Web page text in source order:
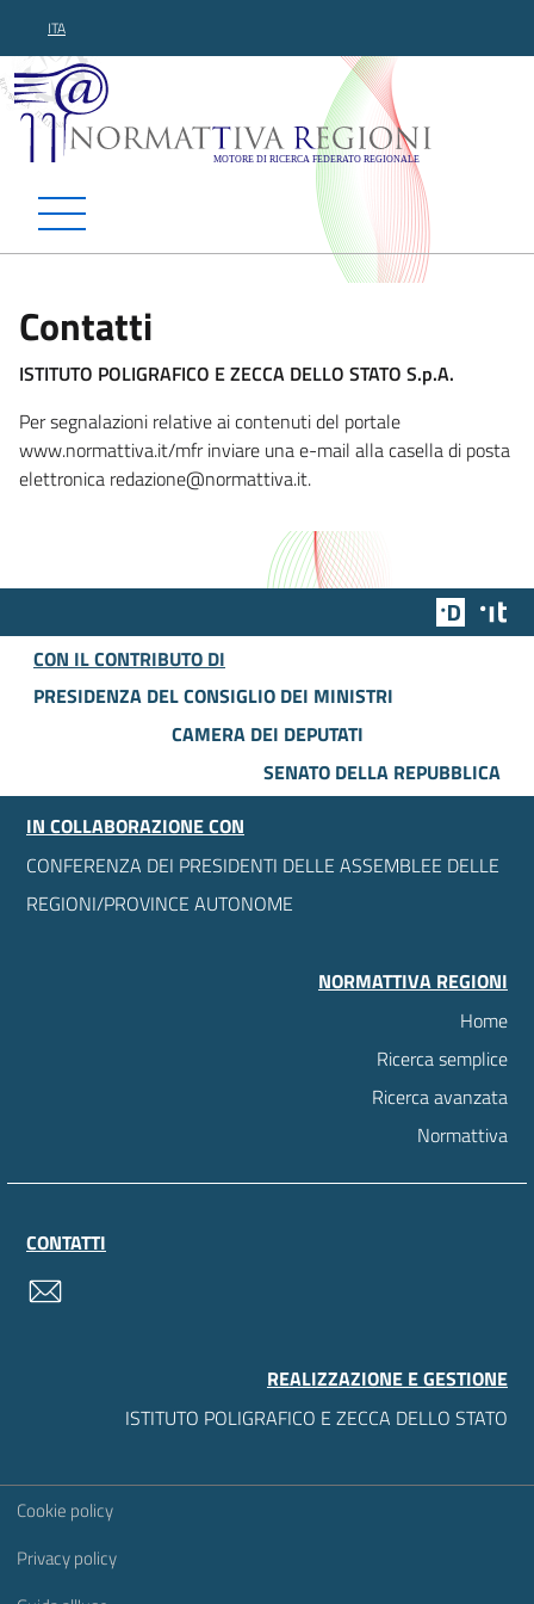
ITA
Normattiva Regioni -
Contatti
ISTITUTO POLIGRAFICO E ZECCA DELLO STATO S.p.A.
Per segnalazioni relative ai contenuti del portale
www.normattiva.it/mfr inviare una e-mail alla casella di posta
elettronica redazione@normattiva.it.
Team
CON IL CONTRIBUTO DI
PRESIDENZA DEL CONSIGLIO DEI MINISTRI
CAMERA DEI DEPUTATI
SENATO DELLA REPUBBLICA
IN COLLABORAZIONE CON
CONFERENZA DEI PRESIDENTI DELLE ASSEMBLEE DELLE
REGIONI/PROVINCE AUTONOME
NORMATTIVA REGIONI
Home
Ricerca semplice
Ricerca avanzata
Normattiva
CONTATTI
REALIZZAZIONE E GESTIONE
ISTITUTO POLIGRAFICO E ZECCA DELLO STATO
Sezione Link Utili
Cookie policy
Privacy policy